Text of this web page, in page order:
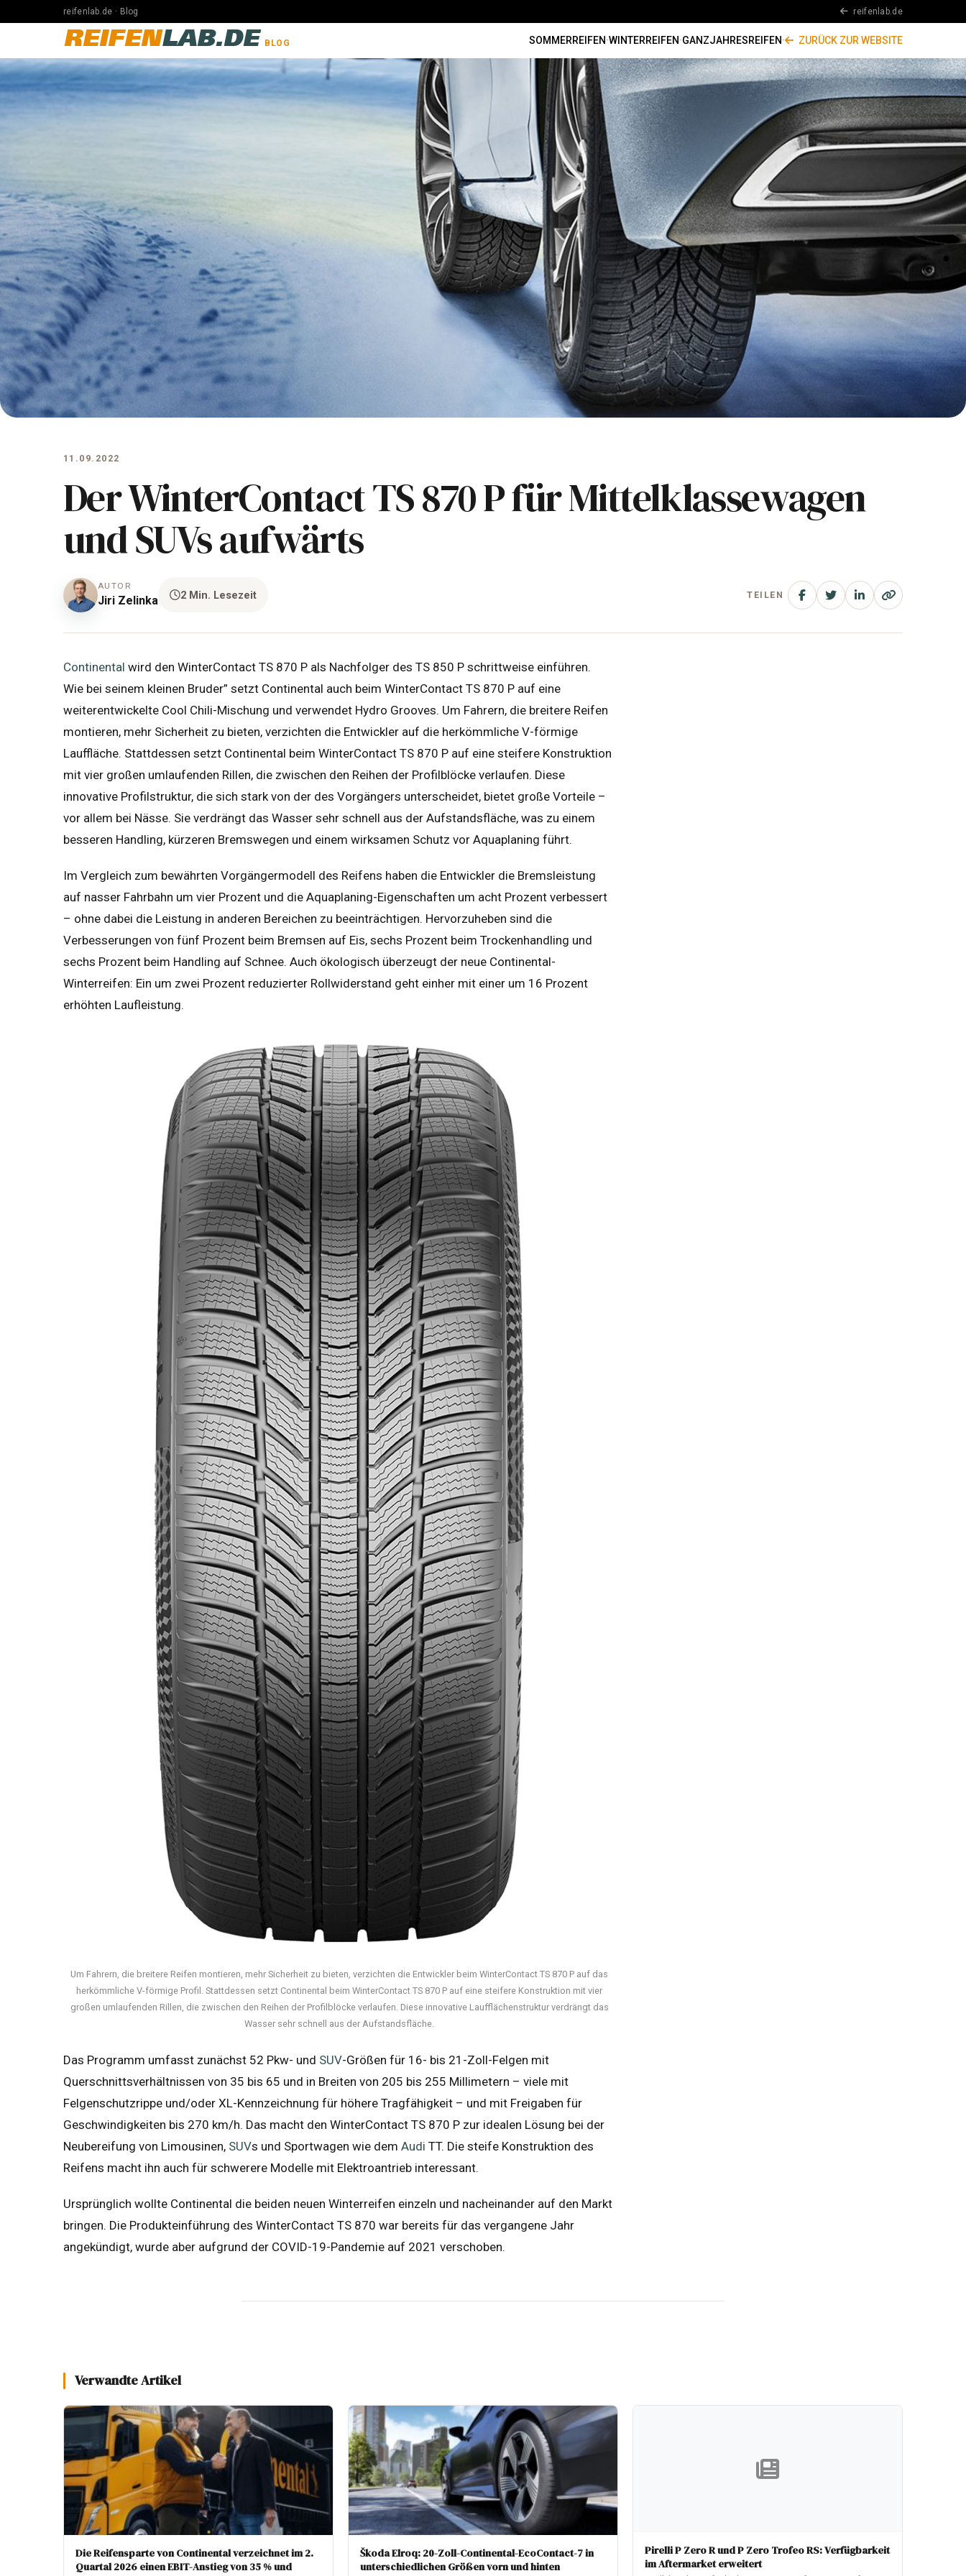
reifenlab.de · Blog reifenlab.de
REIFENLAB.DE BLOG SOMMERREIFEN·WINTERREIFEN·GANZJAHRESREIFEN· ZURÜCK ZUR WEBSITE
11.09.2022
Der WinterContact TS 870 P für Mittelklassewagen
und SUVs aufwärts
AUTOR
Jiri Zelinka 2 Min. Lesezeit TEILEN
Continental wird den WinterContact TS 870 P als Nachfolger des TS 850 P schrittweise einführen.
Wie bei seinem kleinen Bruder” setzt Continental auch beim WinterContact TS 870 P auf eine
weiterentwickelte Cool Chili-Mischung und verwendet Hydro Grooves. Um Fahrern, die breitere Reifen
montieren, mehr Sicherheit zu bieten, verzichten die Entwickler auf die herkömmliche V-förmige
Lauffläche. Stattdessen setzt Continental beim WinterContact TS 870 P auf eine steifere Konstruktion
mit vier großen umlaufenden Rillen, die zwischen den Reihen der Profilblöcke verlaufen. Diese
innovative Profilstruktur, die sich stark von der des Vorgängers unterscheidet, bietet große Vorteile –
vor allem bei Nässe. Sie verdrängt das Wasser sehr schnell aus der Aufstandsfläche, was zu einem
besseren Handling, kürzeren Bremswegen und einem wirksamen Schutz vor Aquaplaning führt.
Im Vergleich zum bewährten Vorgängermodell des Reifens haben die Entwickler die Bremsleistung
auf nasser Fahrbahn um vier Prozent und die Aquaplaning-Eigenschaften um acht Prozent verbessert
– ohne dabei die Leistung in anderen Bereichen zu beeinträchtigen. Hervorzuheben sind die
Verbesserungen von fünf Prozent beim Bremsen auf Eis, sechs Prozent beim Trockenhandling und
sechs Prozent beim Handling auf Schnee. Auch ökologisch überzeugt der neue Continental-
Winterreifen: Ein um zwei Prozent reduzierter Rollwiderstand geht einher mit einer um 16 Prozent
erhöhten Laufleistung.
Um Fahrern, die breitere Reifen montieren, mehr Sicherheit zu bieten, verzichten die Entwickler beim WinterContact TS 870 P auf das
herkömmliche V-förmige Profil. Stattdessen setzt Continental beim WinterContact TS 870 P auf eine steifere Konstruktion mit vier
großen umlaufenden Rillen, die zwischen den Reihen der Profilblöcke verlaufen. Diese innovative Laufflächenstruktur verdrängt das
Wasser sehr schnell aus der Aufstandsfläche.
Das Programm umfasst zunächst 52 Pkw- und SUV-Größen für 16- bis 21-Zoll-Felgen mit
Querschnittsverhältnissen von 35 bis 65 und in Breiten von 205 bis 255 Millimetern – viele mit
Felgenschutzrippe und/oder XL-Kennzeichnung für höhere Tragfähigkeit – und mit Freigaben für
Geschwindigkeiten bis 270 km/h. Das macht den WinterContact TS 870 P zur idealen Lösung bei der
Neubereifung von Limousinen, SUVs und Sportwagen wie dem Audi TT. Die steife Konstruktion des
Reifens macht ihn auch für schwerere Modelle mit Elektroantrieb interessant.
Ursprünglich wollte Continental die beiden neuen Winterreifen einzeln und nacheinander auf den Markt
bringen. Die Produkteinführung des WinterContact TS 870 war bereits für das vergangene Jahr
angekündigt, wurde aber aufgrund der COVID-19-Pandemie auf 2021 verschoben.
Verwandte Artikel
Die Reifensparte von Continental verzeichnet im 2.
Quartal 2026 einen EBIT-Anstieg von 35 % und
Škoda Elroq: 20-Zoll-Continental-EcoContact-7 in
unterschiedlichen Größen vorn und hinten
Pirelli P Zero R und P Zero Trofeo RS: Verfügbarkeit
im Aftermarket erweitert